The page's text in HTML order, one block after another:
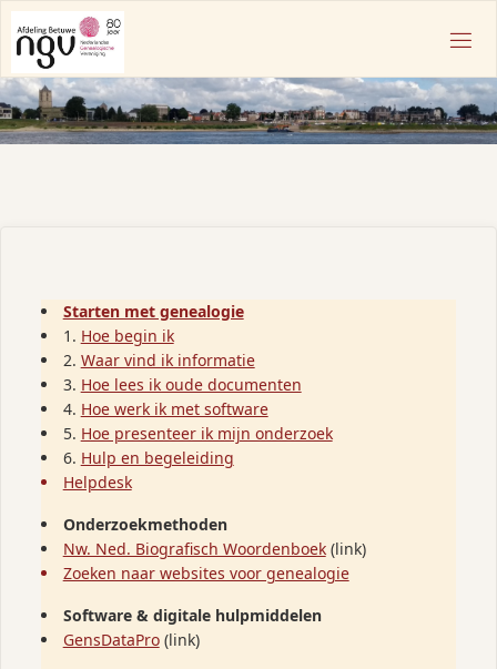
naar
inhoud
V
A
B
E
U
W
E
Starten met genealogie
1. Hoe begin ik
2. Waar vind ik informatie
3. Hoe lees ik oude documenten
4. Hoe werk ik met software
5. Hoe presenteer ik mijn onderzoek
6. Hulp en begeleiding
Helpdesk
Onderzoekmethoden
Nw. Ned. Biografisch Woordenboek(link)
Zoeken naar websites voor genealogie
Software & digitale hulpmiddelen
GensDataPro(link)